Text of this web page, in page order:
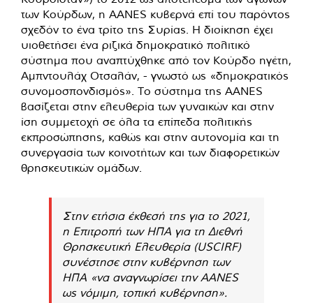
των Κούρδων, η AANES κυβερνά επί του παρόντος
σχεδόν το ένα τρίτο της Συρίας. Η διοίκηση έχει
υιοθετήσει ένα ριζικά δημοκρατικό πολιτικό
σύστημα που αναπτύχθηκε από τον Κούρδο ηγέτη,
Αμπντουλάχ Οτσαλάν, - γνωστό ως «δημοκρατικός
συνομοσπονδισμός». Το σύστημα της AANES
βασίζεται στην ελευθερία των γυναικών και στην
ίση συμμετοχή σε όλα τα επίπεδα πολιτικής
εκπροσώπησης, καθώς και στην αυτονομία και τη
συνεργασία των κοινοτήτων και των διαφορετικών
θρησκευτικών ομάδων.
Στην ετήσια έκθεσή της για το 2021,
η Επιτροπή των ΗΠΑ για τη Διεθνή
Θρησκευτική Ελευθερία (USCIRF)
συνέστησε στην κυβέρνηση των
ΗΠΑ «να αναγνωρίσει την AANES
ως νόμιμη, τοπική κυβέρνηση».